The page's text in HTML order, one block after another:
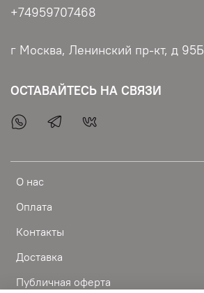
О нас
Оплата
Контакты
Доставка
Публичная оферта
+74959707468
г Москва, Ленинский пр-кт, д 95Б
ОСТАВАЙТЕСЬ НА СВЯЗИ